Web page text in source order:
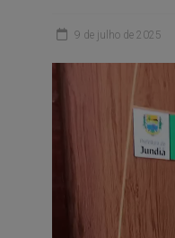
9 de julho de 2025